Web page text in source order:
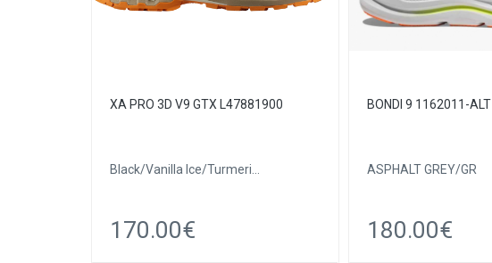
XA PRO 3D V9 GTX L47881900
Black/Vanilla Ice/Turmeri...
170.00€
BONDI 9 1162011-ALT
ASPHALT GREY/GR
180.00€